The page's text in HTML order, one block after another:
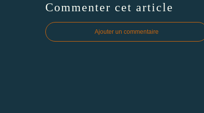
Commenter cet article
Ajouter un commentaire